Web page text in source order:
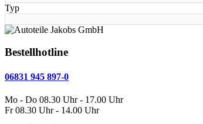
Typ
Bestellhotline
06831 945 897-0
Mo - Do 08.30 Uhr - 17.00 Uhr
Fr 08.30 Uhr - 14.00 Uhr